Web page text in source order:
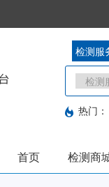
检测服
热门：
首页 检测商